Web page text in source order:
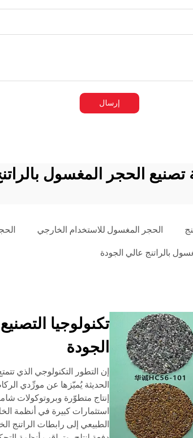
إرسال
الحجر المغسول
الحجر المغسول للاستخدام الخارجي
بالراتنج عالي الجودة
تكنولوجيا
الجودة
إن التطور التكنولوجي الذي
الحديثة يُميّزها عن مورِّدي
إنتاج متطوّرة وبروتوكولات
استثمارات كبيرة في أنظمة
الطبيعي إلى رابطات الراتنج